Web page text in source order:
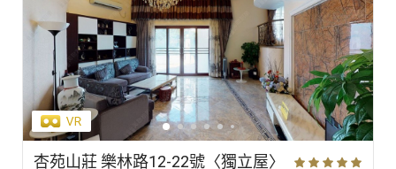
杏苑山莊 樂林路12-22號〈獨立屋〉